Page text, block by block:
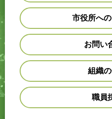
市役所へ
お問い
組織
職員